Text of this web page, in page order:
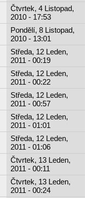
Čtvrtek, 4 Listopad,
2010 - 17:53
Pondělí, 8 Listopad,
2010 - 13:01
Středa, 12 Leden,
2011 - 00:19
Středa, 12 Leden,
2011 - 00:22
Středa, 12 Leden,
2011 - 00:57
Středa, 12 Leden,
2011 - 01:01
Středa, 12 Leden,
2011 - 01:06
Čtvrtek, 13 Leden,
2011 - 00:11
Čtvrtek, 13 Leden,
2011 - 00:24